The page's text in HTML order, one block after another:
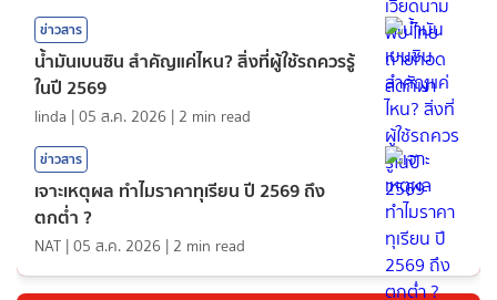
ข่าวสาร
น้ำมันเบนซิน สำคัญแค่ไหน? สิ่งที่ผู้ใช้รถควรรู้
ในปี 2569
linda |05 ส.ค. 2026 | 2 min read
ข่าวสาร
เจาะเหตุผล ทำไมราคาทุเรียน ปี 2569 ถึง
ตกต่ำ ?
NAT |05 ส.ค. 2026 | 2 min read